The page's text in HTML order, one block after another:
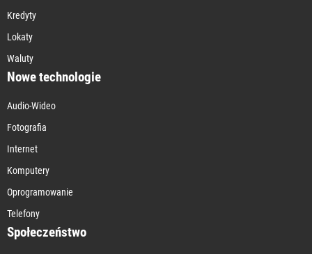
Kredyty
Lokaty
Waluty
Nowe technologie
Audio-Wideo
Fotografia
Internet
Komputery
Oprogramowanie
Telefony
Społeczeństwo